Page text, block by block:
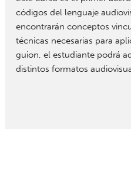
códigos del lenguaje
encontrarán conceptos
técnicas necesarias para
guion, el estudiante podrá
distintos formatos